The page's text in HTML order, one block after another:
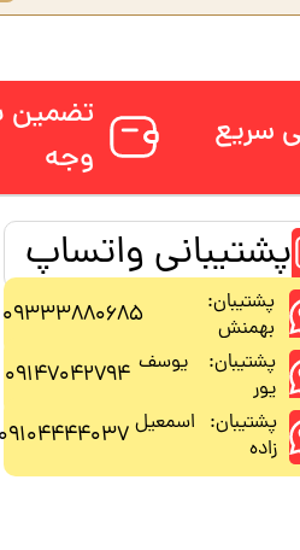
سریع
تضمین
وجه
پشتیبانی واتساپ
پشتیبان:
بهمنش
09333880685
پشتیبان: یوسف
پور
09147042794
پشتیبان: اسمعیل
زاده
09104444037